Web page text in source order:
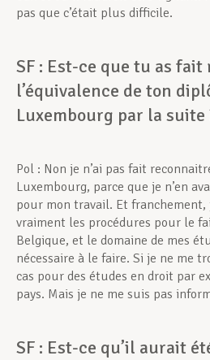
pas que c’était plus difficile.
SF : Est-ce que tu as
l’équivalence de ton
Luxembourg par la suite
Pol : Non je n’ai pas fait
Luxembourg, parce que je n’en
pour mon travail. Et franchement,
vraiment les procédures pour le
Belgique, et le domaine de mes
nécessaire à le faire. Si je ne me
cas pour des études en droit par
pays. Mais je ne me suis pas
SF : Est-ce qu’il aurait